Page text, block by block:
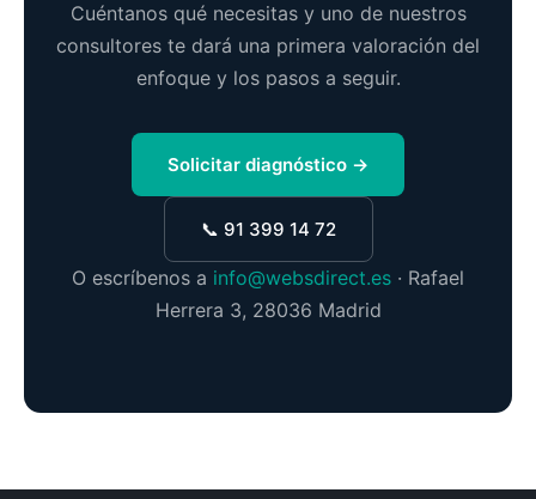
Cuéntanos qué necesitas y uno de nuestros
consultores te dará una primera valoración del
enfoque y los pasos a seguir.
Solicitar diagnóstico →
📞 91 399 14 72
O escríbenos a info@websdirect.es · Rafael
Herrera 3, 28036 Madrid